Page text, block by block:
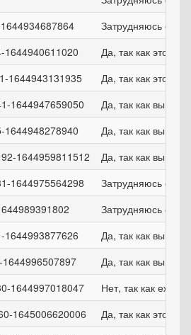
Затрудняюсь
1644940611020
Да, так как это
1644943131935
Да, так как это
1644947659050
Да, так как
1644948278940
Да, так как
1644959811512
Да, так как
1644975564298
Затрудняюсь
Затрудняюсь
1644993877626
Да, так как
Да, так как
1644997018047
Нет, так как
1645006620006
Да, так как это